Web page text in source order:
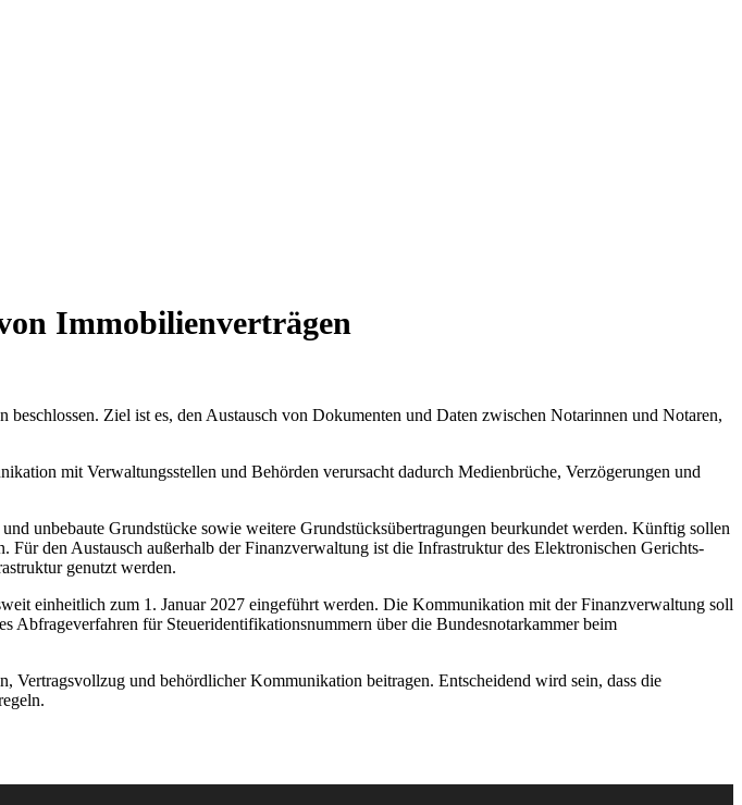
Immobilienverträgen
Ziel ist es, den Austausch von Dokumenten und Daten zwischen Notarinnen und Notaren,
mit Verwaltungsstellen und Behörden verursacht dadurch Medienbrüche, Verzögerungen und
unbebaute Grundstücke sowie weitere Grundstücksübertragungen beurkundet werden. Künftig sollen
den Austausch außerhalb der Finanzverwaltung ist die Infrastruktur des Elektronischen Gerichts-
genutzt werden.
einheitlich zum 1. Januar 2027 eingeführt werden. Die Kommunikation mit der Finanzverwaltung soll
Abfrageverfahren für Steueridentifikationsnummern über die Bundesnotarkammer beim
und behördlicher Kommunikation beitragen. Entscheidend wird sein, dass die